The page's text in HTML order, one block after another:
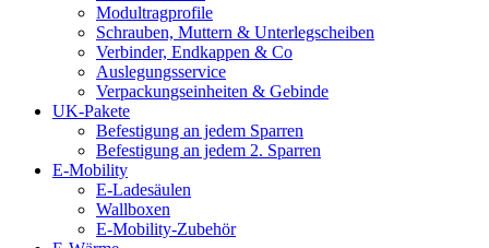
Modultragprofile
Schrauben, Muttern & Unterlegscheiben
Verbinder, Endkappen & Co
Auslegungsservice
Verpackungseinheiten & Gebinde
UK-Pakete
Befestigung an jedem Sparren
Befestigung an jedem 2. Sparren
E-Mobility
E-Ladesäulen
Wallboxen
E-Mobility-Zubehör